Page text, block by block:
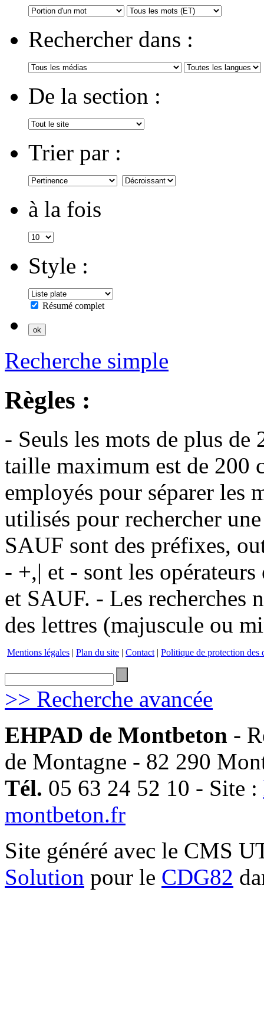
Rechercher dans :
De la section :
Trier par :
à la fois
Style :
Résumé complet
Recherche simple
Règles :
- Seuls les mots de plus de
taille maximum est de 200
employés pour séparer les
utilisés pour rechercher
SAUF sont des préfixes,
- +,| et - sont les
et SAUF. - Les recherches
des lettres (majuscule ou
Mentions légales | Plan du site | Contact| Politique de protection des
>> Recherche avancée
EHPAD de Montbeton -
de Montagne - 82 290
Tél. 05 63 24 52 10 - Site :
montbeton.fr
Site généré avec le CMS
Solution pour le CDG82